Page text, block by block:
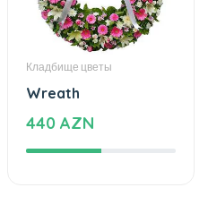
Кладбище цветы
440 AZN